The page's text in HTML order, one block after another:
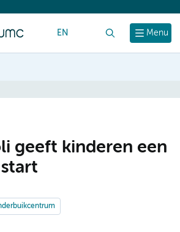
Menu
EN
geeft kinderen een